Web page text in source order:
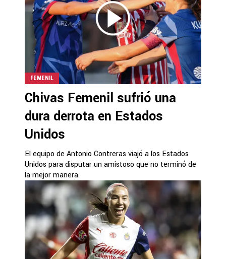
FEMENIL
Chivas Femenil sufrió una
dura derrota en Estados
Unidos
El equipo de Antonio Contreras viajó a los Estados
Unidos para disputar un amistoso que no terminó de
la mejor manera.